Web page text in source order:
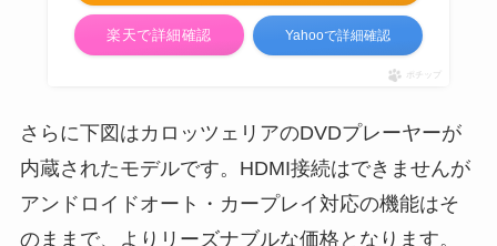
楽天で詳細確認 Yahooで詳細確認
ポチップ
さらに下図はカロッツェリアのDVDプレーヤーが
内蔵されたモデルです。HDMI接続はできませんが
アンドロイドオート・カープレイ対応の機能はそ
のままで、よりリーズナブルな価格となります。